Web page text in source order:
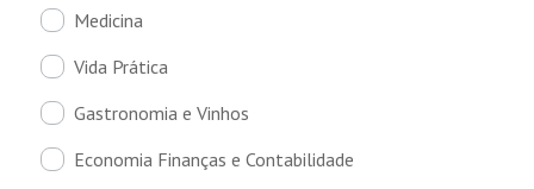
Medicina
Vida Prática
Gastronomia e Vinhos
Economia Finanças e Contabilidade